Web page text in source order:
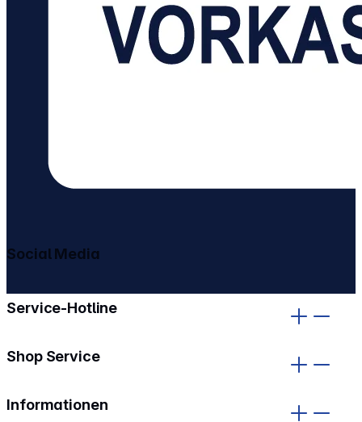
Service-Hotline
Shop Service
Informationen
Social Media